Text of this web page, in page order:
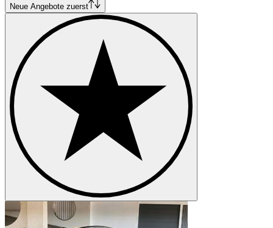
Volkswagen Golf
Volkswagen Jetta
Volkswagen Karmann Ghia
Volkswagen Kübel
Volkswagen New Beetle
Volkswagen Passat
Volkswagen Polo
Volkswagen Transporter
Volkswagen Typ 3
Neue Angebote zuerst